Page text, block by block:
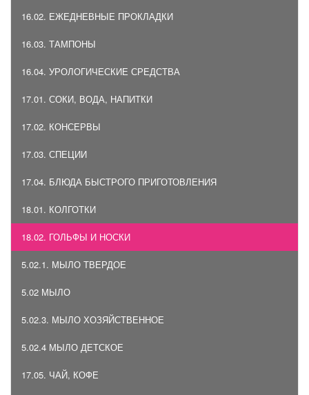
16.02. ЕЖЕДНЕВНЫЕ ПРОКЛАДКИ
16.03. ТАМПОНЫ
16.04. УРОЛОГИЧЕСКИЕ СРЕДСТВА
17.01. СОКИ, ВОДА, НАПИТКИ
17.02. КОНСЕРВЫ
17.03. СПЕЦИИ
17.04. БЛЮДА БЫСТРОГО ПРИГОТОВЛЕНИЯ
18.01. КОЛГОТКИ
18.02. ГОЛЬФЫ И НОСКИ
5.02.1. МЫЛО ТВЕРДОЕ
5.02 МЫЛО
5.02.3. МЫЛО ХОЗЯЙСТВЕННОЕ
5.02.4 МЫЛО ДЕТСКОЕ
17.05. ЧАЙ, КОФЕ